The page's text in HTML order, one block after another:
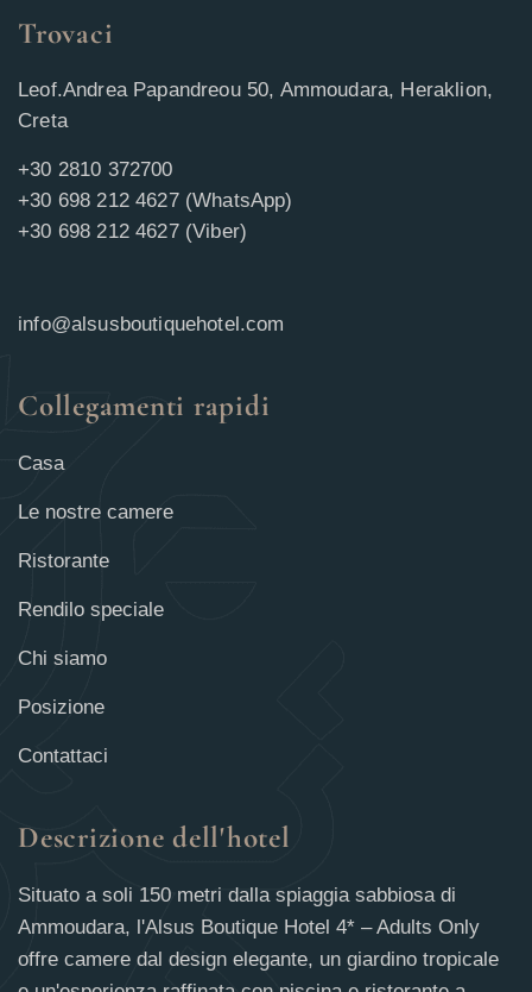
Trovaci
Leof.Andrea Papandreou 50, Ammoudara, Heraklion,
Creta
+30 2810 372700
+30 698 212 4627 (WhatsApp)
+30 698 212 4627 (Viber)
info@alsusboutiquehotel.com
Collegamenti rapidi
Casa
Le nostre camere
Ristorante
Rendilo speciale
Chi siamo
Posizione
Contattaci
Descrizione dell'hotel
Situato a soli 150 metri dalla spiaggia sabbiosa di
Ammoudara, l'Alsus Boutique Hotel 4* – Adults Only
offre camere dal design elegante, un giardino tropicale